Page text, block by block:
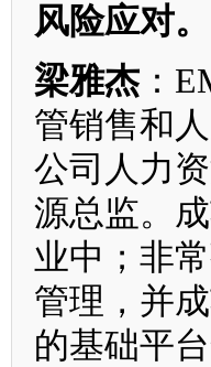
风险应对。
梁雅杰 ：
管销售和
公司人力
源总监。
业中；非
管理，并
的基础平